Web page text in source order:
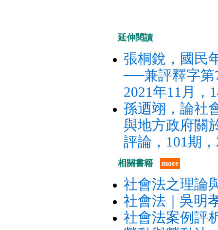
延伸閱讀
張桐銳，國民
──兼評釋字第
2021年11月，
孫迺翊，論社
與地方政府關
評論，101期
相關書籍 more
社會法之理論
社會法｜吳明
社會法案例評